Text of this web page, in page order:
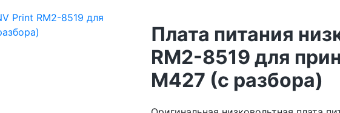
Плата питания
RM2-8519 для
M427 (с разбора)